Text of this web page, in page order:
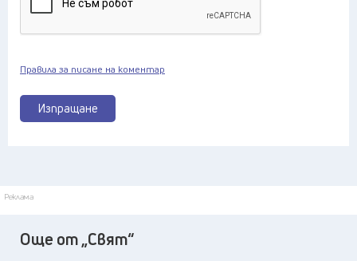
Изпращане
Правила за писане на коментар
Реклама
Още от „Свят“